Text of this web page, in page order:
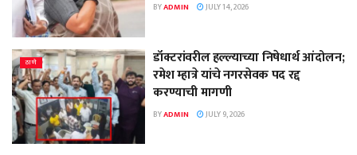
BYADMIN JULY 14, 2026
ठाणे
डॉक्टरांवरील हल्ल्याच्या निषेधार्थ आंदोलन;
रमेश म्हात्रे यांचे नगरसेवक पद रद्द
करण्याची मागणी
BYADMIN JULY 9, 2026